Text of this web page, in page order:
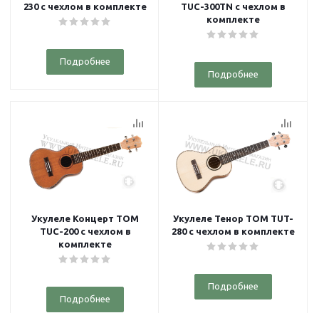
230 с чехлом в комплекте
Подробнее
TUC-300TN с чехлом в
комплекте
Подробнее
Укулеле Концерт TOM
TUC-200 с чехлом в
комплекте
Подробнее
Укулеле Тенор TOM TUT-
280 с чехлом в комплекте
Подробнее